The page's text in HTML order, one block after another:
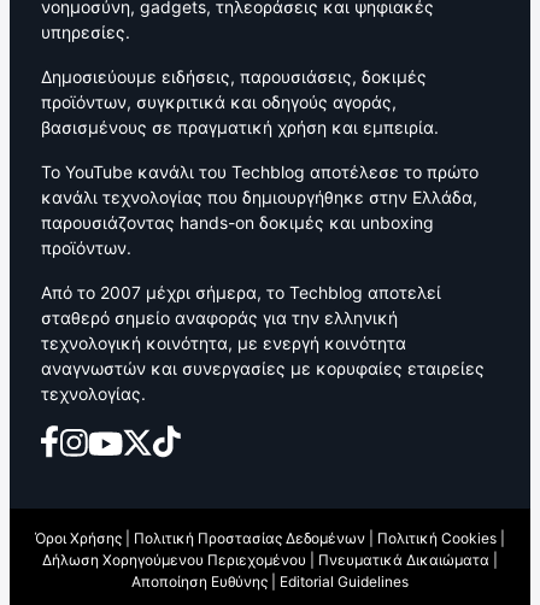
νοημοσύνη, gadgets, τηλεοράσεις και ψηφιακές
υπηρεσίες.
Δημοσιεύουμε ειδήσεις, παρουσιάσεις, δοκιμές
προϊόντων, συγκριτικά και οδηγούς αγοράς,
βασισμένους σε πραγματική χρήση και εμπειρία.
Το YouTube κανάλι του Techblog αποτέλεσε το πρώτο
κανάλι τεχνολογίας που δημιουργήθηκε στην Ελλάδα,
παρουσιάζοντας hands-on δοκιμές και unboxing
προϊόντων.
Από το 2007 μέχρι σήμερα, το Techblog αποτελεί
σταθερό σημείο αναφοράς για την ελληνική
τεχνολογική κοινότητα, με ενεργή κοινότητα
αναγνωστών και συνεργασίες με κορυφαίες εταιρείες
τεχνολογίας.
Όροι Χρήσης Πολιτική Προστασίας Δεδομένων Πολιτική Cookies
Δήλωση Χορηγούμενου Περιεχομένου
Πνευματικά Δικαιώματα
Αποποίηση Ευθύνης
Editorial Guidelines